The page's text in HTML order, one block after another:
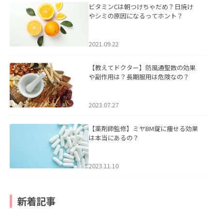
ビタミンCは朝つけちゃだめ？日焼け
やシミの原因になるってホント？
2021.09.22
【教えてドクター】防風通聖散の効果
や副作用は？長期服用は危険なの？
2023.07.27
【薬剤師監修】ミヤBM錠に痩せる効果
は本当にあるの？
2023.11.10
新着記事